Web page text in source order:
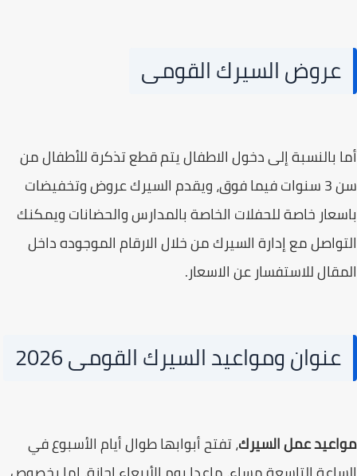
عروض السيرك القومى
بالنسبة إلى دخول الاطفال يتم قطع تذكرة للأطفال من
سن 3 سنوات فيما فوق، ويقدم السيرك عروض وتخفيضات
خاصة للحفلات الخاصة بالمدارس والحضانات ويمكنك
مع إدارة السيرك من خلال الارقام الموجوده داخل
للاستفسار عن الاسعار.
عنوان ومواعيد السيرك القومى 2026
عمل السيرك، تفتح أبوابها طوال أيام الأسبوع في